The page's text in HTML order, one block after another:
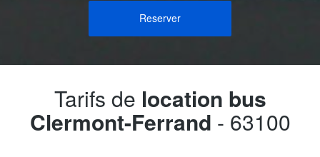
Reserver
Tarifs de location bus
Clermont-Ferrand - 63100